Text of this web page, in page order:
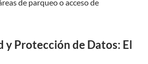
de parqueo o acceso de
y Protección de Datos: El